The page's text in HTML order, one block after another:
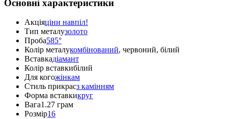
Основні характеристики
Акціяціни навпіл!
Тип металузолото
Проба585°
Колір металукомбінований, червоний, білий
Вставкадіамант
Колір вставкибілий
Для когожінкам
Стиль прикрасз камінням
Форма вставкикруг
Вага1.27 грам
Розмір16